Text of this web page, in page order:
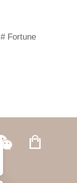
# Fortune